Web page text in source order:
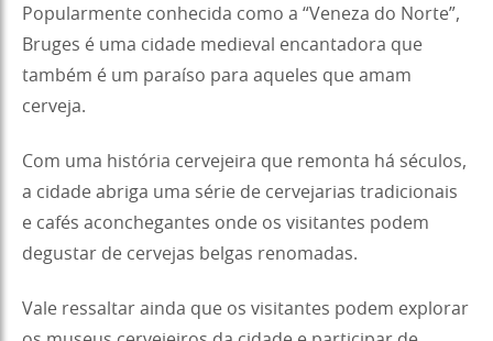
Popularmente conhecida como a “Veneza do Norte”,
Bruges é uma cidade medieval encantadora que
também é um paraíso para aqueles que amam
cerveja.
Com uma história cervejeira que remonta há séculos,
a cidade abriga uma série de cervejarias tradicionais
e cafés aconchegantes onde os visitantes podem
degustar de cervejas belgas renomadas.
Vale ressaltar ainda que os visitantes podem explorar